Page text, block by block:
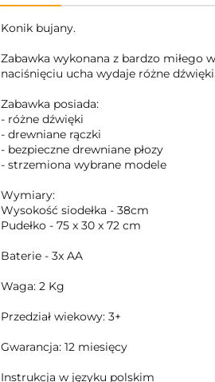
Konik bujany.
Zabawka wykonana z bardzo miłego
naciśnięciu ucha wydaje różne
Zabawka posiada:
- różne dźwięki
- drewniane rączki
- bezpieczne drewniane płozy
- strzemiona wybrane modele
Wymiary:
Wysokość siodełka - 38cm
Pudełko - 75 x 30 x 72 cm
Baterie - 3x AA
Waga: 2 Kg
Przedział wiekowy: 3+
Gwarancja: 12 miesięcy
Instrukcja w języku polskim